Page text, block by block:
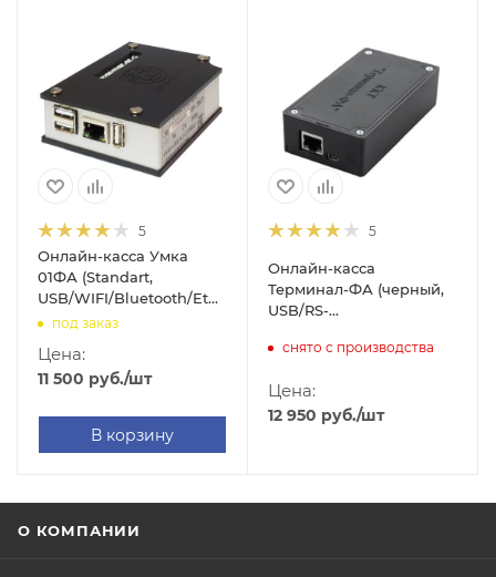
5
Онлайн-касса Умка
01ФА (Standart,
USB/WIFI/Bluetooth/Ethernet/GSM
- внешний USB)
под заказ
Цена:
11 500 руб./шт
В корзину
5
Онлайн-касса
Терминал-ФА (черный,
USB/RS-
модуль)
снято с производства
Цена:
12 950 руб./шт
О КОМПАНИИ